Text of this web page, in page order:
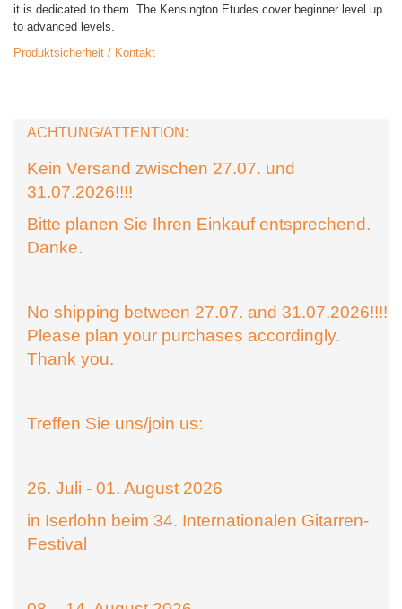
it is dedicated to them. The Kensington Etudes cover beginner level up
to advanced levels.
Produktsicherheit / Kontakt
ACHTUNG/ATTENTION:
Kein Versand zwischen 27.07. und
31.07.2026!!!!
Bitte planen Sie Ihren Einkauf entsprechend.
Danke.
No shipping between 27.07. and 31.07.2026!!!!
Please plan your purchases accordingly.
Thank you.
Treffen Sie uns/join us:
26. Juli - 01. August 2026
in Iserlohn beim 34. Internationalen Gitarren-
Festival